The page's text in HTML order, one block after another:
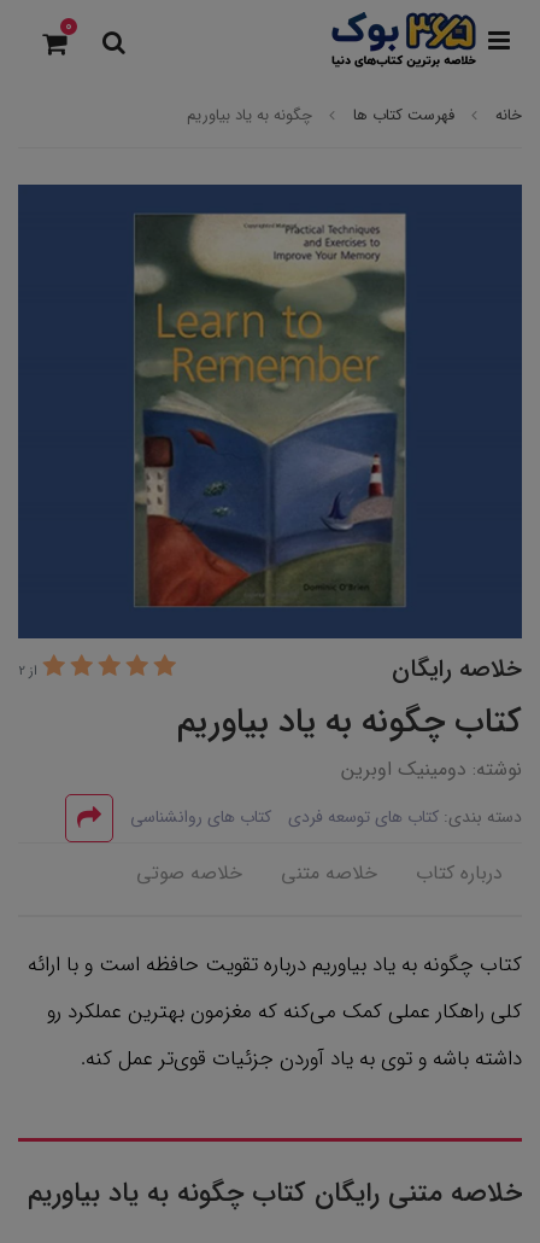
0
خانه فهرست کتاب ها چگونه به یاد بیاوریم
خلاصه رایگان از 2
کتاب چگونه به یاد بیاوریم
نوشته: دومینیک اوبرین
دسته بندی: کتاب های توسعه فردی کتاب های روانشناسی
درباره کتاب خلاصه متنی خلاصه صوتی
کتاب چگونه به یاد بیاوریم درباره تقویت حافظه است و با ارائه
کلی راهکار عملی کمک می‌کنه که مغزمون بهترین عملکرد رو
داشته باشه و توی به یاد آوردن جزئیات قوی‌تر عمل کنه.
خلاصه متنی رایگان کتاب چگونه به یاد بیاوریم